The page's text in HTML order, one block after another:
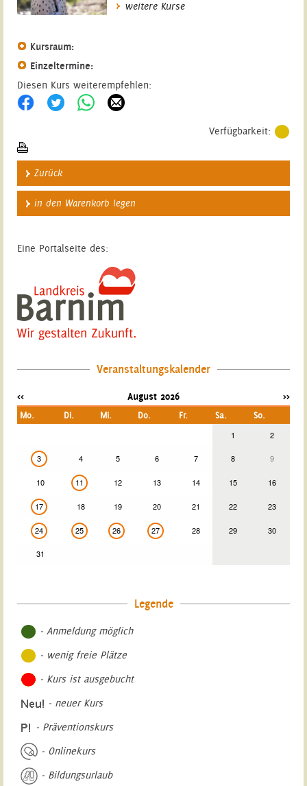
weitere Kurse
Kursraum:
Einzeltermine:
Diesen Kurs weiterempfehlen:
Verfügbarkeit:
Zurück
in den Warenkorb legen
Eine Portalseite des:
Veranstaltungskalender
<< August 2026 >>
Mo. Di. Mi. Do. Fr. Sa. So.
1 2
3 4 5 6 7 8 9
10 11 12 13 14 15 16
17 18 19 20 21 22 23
24 25 26 27 28 29 30
31
Legende
- Anmeldung möglich
- wenig freie Plätze
- Kurs ist ausgebucht
- neuer Kurs
- Präventionskurs
- Onlinekurs
- Bildungsurlaub